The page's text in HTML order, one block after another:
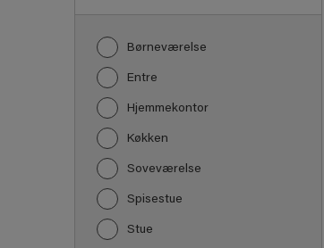
Børneværelse
Entre
Hjemmekontor
Køkken
Soveværelse
Spisestue
Stue